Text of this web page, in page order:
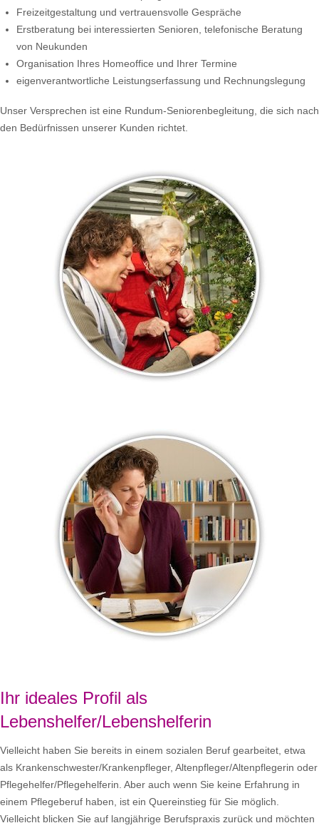
Freizeitgestaltung und vertrauensvolle Gespräche
Erstberatung bei interessierten Senioren, telefonische Beratung
von Neukunden
Organisation Ihres Homeoffice und Ihrer Termine
eigenverantwortliche Leistungserfassung und Rechnungslegung
Unser Versprechen ist eine Rundum-Seniorenbegleitung, die sich nach
den Bedürfnissen unserer Kunden richtet.
Ihr ideales Profil als
Lebenshelfer/Lebenshelferin
Vielleicht haben Sie bereits in einem sozialen Beruf gearbeitet, etwa
als Krankenschwester/Krankenpfleger, Altenpfleger/Altenpflegerin oder
Pflegehelfer/Pflegehelferin. Aber auch wenn Sie keine Erfahrung in
einem Pflegeberuf haben, ist ein Quereinstieg für Sie möglich.
Vielleicht blicken Sie auf langjährige Berufspraxis zurück und möchten